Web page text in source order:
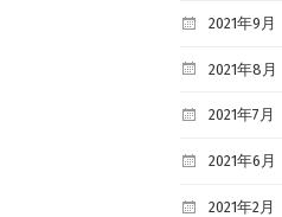
2021年9月
2021年8月
2021年7月
2021年6月
2021年2月